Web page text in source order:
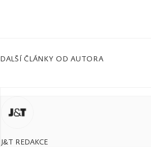
DALŠÍ ČLÁNKY OD AUTORA
J&T REDAKCE